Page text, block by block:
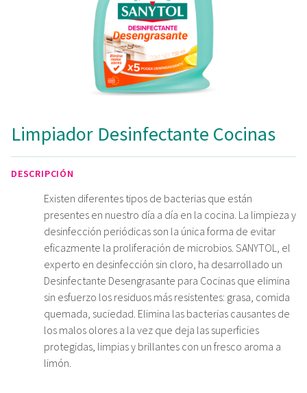
Limpiador Desinfectante Cocinas
DESCRIPCIÓN
Existen diferentes tipos de bacterias que están
presentes en nuestro día a día en la cocina. La limpieza y
desinfección periódicas son la única forma de evitar
eficazmente la proliferación de microbios. SANYTOL, el
experto en desinfección sin cloro, ha desarrollado un
Desinfectante Desengrasante para Cocinas que elimina
sin esfuerzo los residuos más resistentes: grasa, comida
quemada, suciedad. Elimina las bacterias causantes de
los malos olores a la vez que deja las superficies
protegidas, limpias y brillantes con un fresco aroma a
limón.